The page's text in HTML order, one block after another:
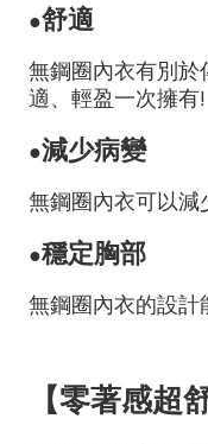
●舒適
無鋼圈內衣有別
適、輕盈一次擁有!
●減少病變
無鋼圈內衣可以減
●穩定胸部
無鋼圈內衣的設計
【零著感超